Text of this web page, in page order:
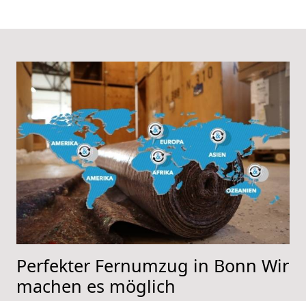
Perfekter Fernumzug in Bonn Wir
machen es möglich